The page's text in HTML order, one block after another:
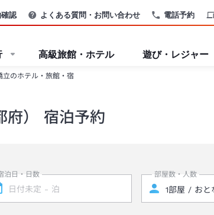
電話予約
認 よくある質問・お問い合わせ
高級旅館・ホテル 遊び・レジャー
立のホテル・旅館・宿
府） 宿泊予約
泊日・日数 部屋数・人数